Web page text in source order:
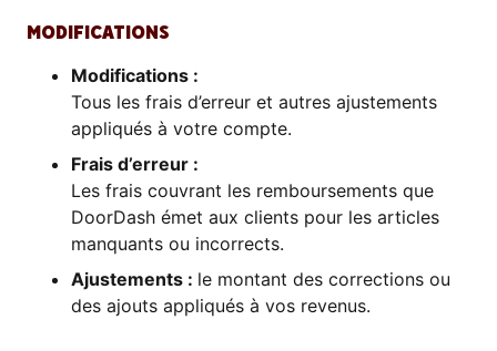
MODIFICATIONS
Modifications :
Tous les frais d’erreur et autres ajustements
appliqués à votre compte.
Frais d’erreur :
Les frais couvrant les remboursements que
DoorDash émet aux clients pour les articles
manquants ou incorrects.
Ajustements : le montant des corrections ou
des ajouts appliqués à vos revenus.